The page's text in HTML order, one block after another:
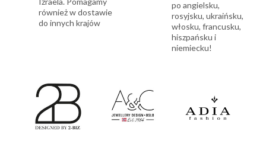
również w dostawie
do innych krajów
po angielsku,
rosyjsku, ukraińsku,
włosku, francusku,
hiszpańsku i
niemiecku!